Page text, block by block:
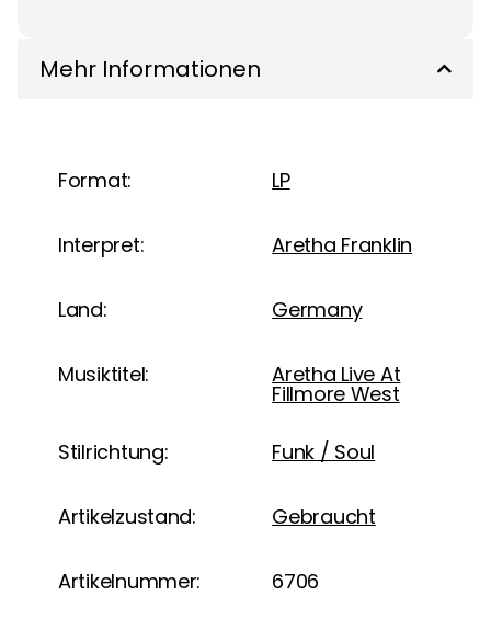
Mehr Informationen
Format: LP
Interpret: Aretha Franklin
Land: Germany
Musiktitel: Aretha Live At
Fillmore West
Stilrichtung: Funk / Soul
Artikelzustand: Gebraucht
Artikelnummer: 6706